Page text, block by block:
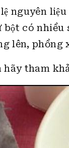
nguyên
bột có nhiều
lên, phồng
hãy tham